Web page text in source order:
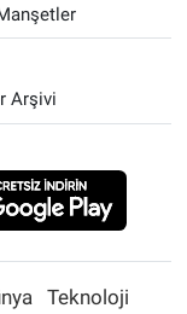
Arşivi
Teknoloji